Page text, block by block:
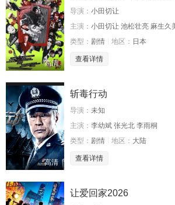
高清
导演： 小田切让
主演： 小田切让 池松壮亮 麻生久
类型： 剧情 地区： 日本
查看详情
高清
斩毒行动
导演： 未知
主演： 李幼斌 张光北 李雨桐
类型： 剧情 地区： 大陆
查看详情
让爱回家2026